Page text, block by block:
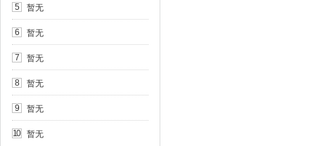
5 暂无
6 暂无
7 暂无
8 暂无
9 暂无
10 暂无